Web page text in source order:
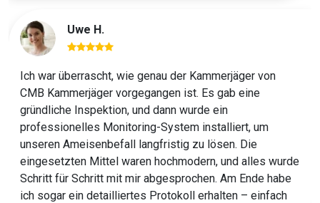
Uwe H.
Ich war überrascht, wie genau der Kammerjäger von
CMB Kammerjäger vorgegangen ist. Es gab eine
gründliche Inspektion, und dann wurde ein
professionelles Monitoring-System installiert, um
unseren Ameisenbefall langfristig zu lösen. Die
eingesetzten Mittel waren hochmodern, und alles wurde
Schritt für Schritt mit mir abgesprochen. Am Ende habe
ich sogar ein detailliertes Protokoll erhalten – einfach